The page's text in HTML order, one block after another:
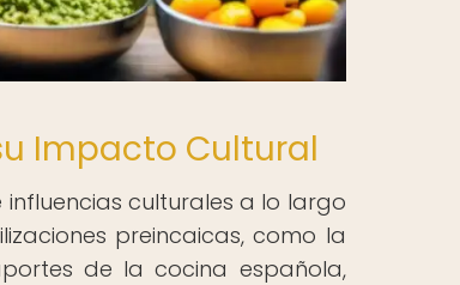
Impacto Cultural
culturales a lo largo
preincaicas, como la
de la cocina española,